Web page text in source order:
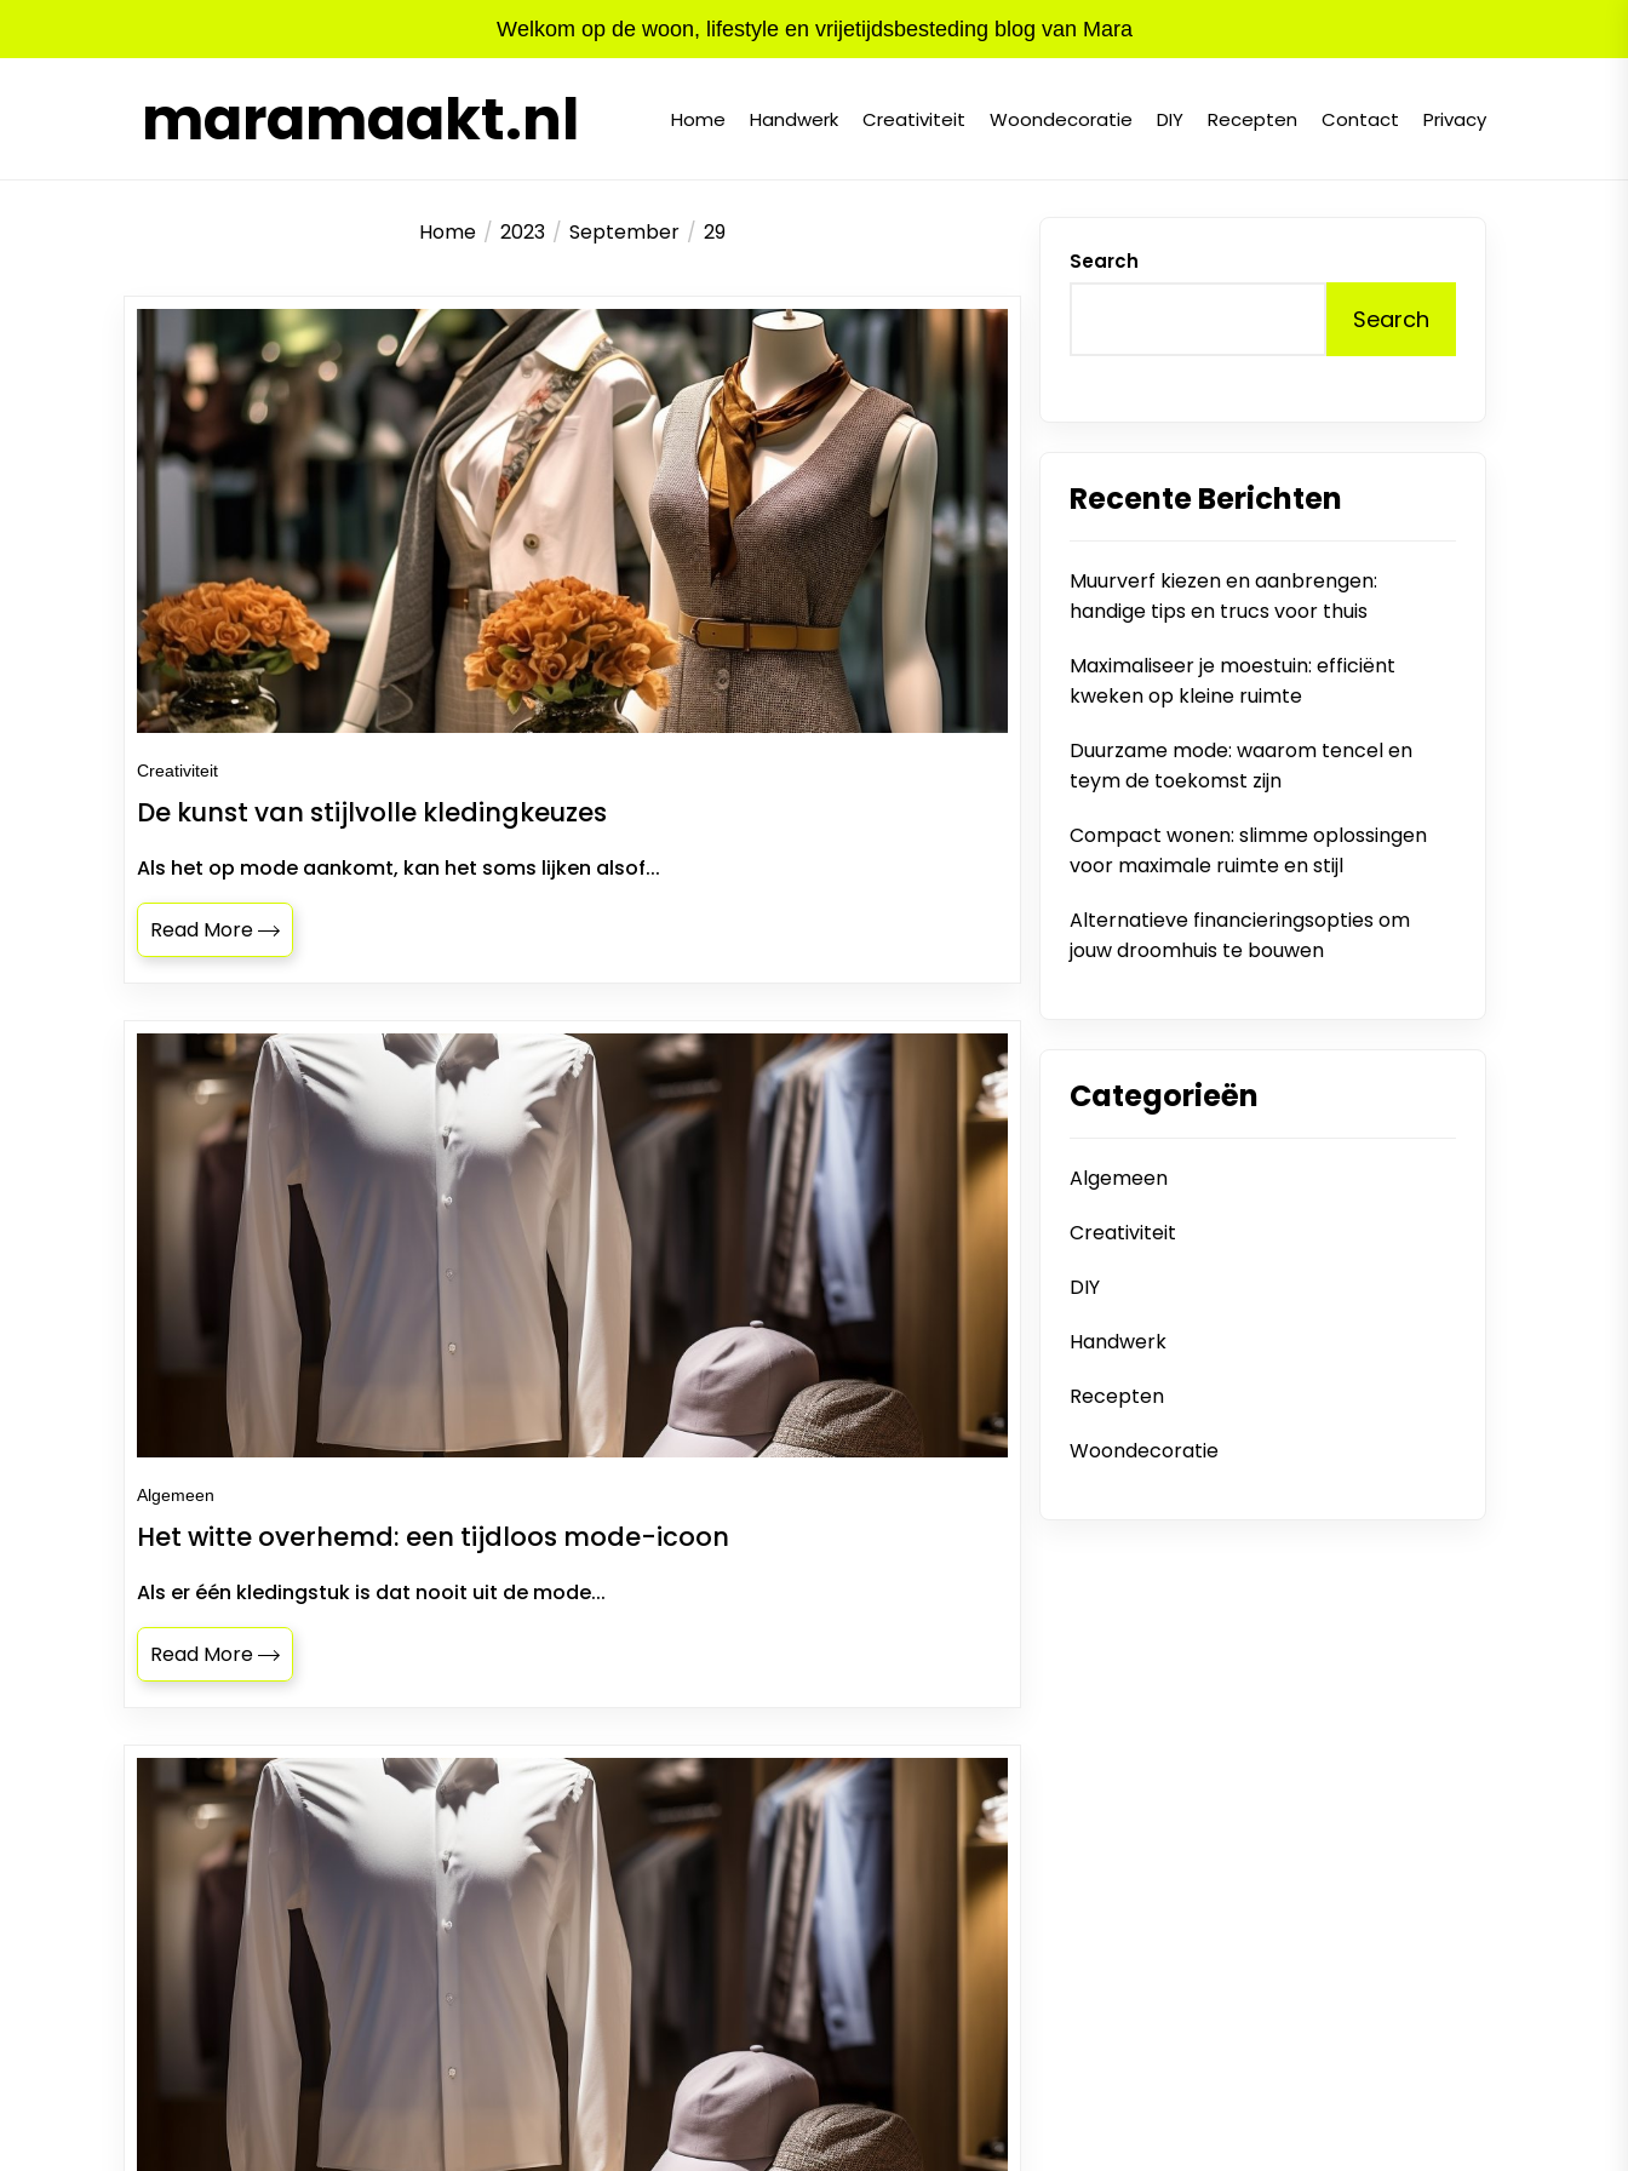
Welkom op de woon, lifestyle en vrijetijdsbesteding blog van Mara
maramaakt.nl Home Handwerk Creativiteit Woondecoratie DIY Recepten Contact Privacy
Home 2023 September 29
Creativiteit
De kunst van stijlvolle kledingkeuzes
Als het op mode aankomt, kan het soms lijken alsof...
Read More
Algemeen
Het witte overhemd: een tijdloos mode-icoon
Als er één kledingstuk is dat nooit uit de mode...
Read More
Search
Search
Recente Berichten
Muurverf kiezen en aanbrengen:
handige tips en trucs voor thuis
Maximaliseer je moestuin: efficiënt
kweken op kleine ruimte
Duurzame mode: waarom tencel en
teym de toekomst zijn
Compact wonen: slimme oplossingen
voor maximale ruimte en stijl
Alternatieve financieringsopties om
jouw droomhuis te bouwen
Categorieën
Algemeen
Creativiteit
DIY
Handwerk
Recepten
Woondecoratie